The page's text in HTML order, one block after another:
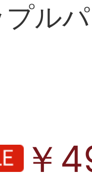
プル
￥